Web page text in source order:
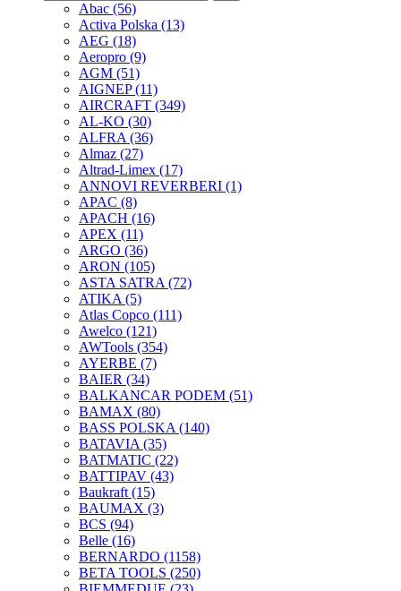
Abac (56)
Activa Polska (13)
AEG (18)
Aeropro (9)
AGM (51)
AIGNEP(11)
AIRCRAFT (349)
AL-KO (30)
ALFRA (36)
Almaz (27)
Altrad-Limex (17)
ANNOVI REVERBERI (1)
APAC (8)
APACH (16)
APEX (11)
ARGO (36)
ARON (105)
ASTA SATRA (72)
ATIKA (5)
Atlas Copco (111)
Awelco (121)
AWTools (354)
AYERBE (7)
BAIER (34)
BALKANCAR PODEM (51)
BAMAX (80)
BASS POLSKA (140)
BATAVIA (35)
BATMATIC (22)
BATTIPAV (43)
Baukraft (15)
BAUMAX (3)
BCS (94)
Belle (16)
BERNARDO (1158)
BETA TOOLS (250)